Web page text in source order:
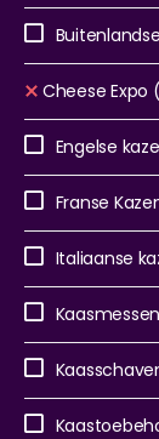
Cheese Expo
Engelse
Franse
Italiaanse